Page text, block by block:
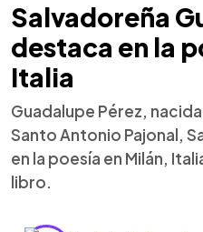
Salvadoreña
destaca en la
Italia
Guadalupe Pérez,
Santo Antonio Pajonal,
en la poesía en Milán,
libro.